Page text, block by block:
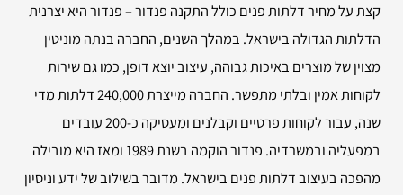
קצת על מחיר דלתות פנים כולל התקנה פנדור – פנדור היא יצרנית
הדלתות הגדולה בישראל. במהלך השנים, החברה בנתה מוניטין
מצוין של מוצרים באיכות גבוהה, עיצוב יוצא דופן, כמו גם שירות
לקוחות אמין ובלתי מתפשר. החברה מייצרת 240,000 דלתות מדי
שנה, עבור לקוחות פרטיים וקבלנים ומעסיקה כ-200 עובדים
במפעליה ובמשרדיה. פנדור הוקמה בשנת 1989 ומאז היא מובילה
מהפכה בעיצוב דלתות פנים בישראל. מדובר בשילוב של ידע וניסיון